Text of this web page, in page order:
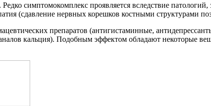
симптомокомплекс проявляется вследствие
(сдавление нервных корешков костными структурами
препаратов (антигистаминные,
кальция). Подобным эффектом обладают некоторые